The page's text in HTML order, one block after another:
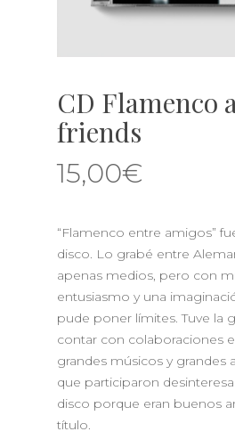
CD Flamenco
friends
15,00€
“Flamenco entre amigos”
disco. Lo grabé entre
apenas medios, pero con
entusiasmo y una
pude poner límites.Tuve la
contar con colaboraciones
grandes músicos y grandes
que participaron
disco porque eran buenos
título.